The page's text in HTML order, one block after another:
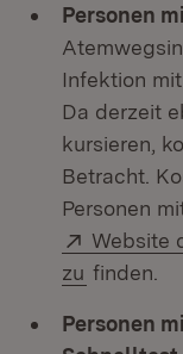
Personen
Infektion
Da derzeit
kursieren,
Betracht.
Personen
Extern:
Website
zu (Öffnet in
finden.
Personen